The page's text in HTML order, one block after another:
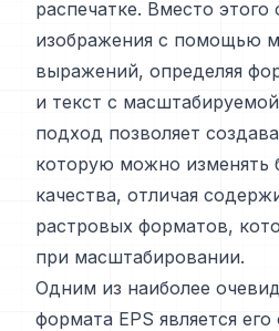
распечатке. Вместо
изображения с помощью
выражений, определяя
и текст с
подход позволяет
которую можно изменять
качества, отличая
растровых форматов,
при масштабировании.
Одним из наиболее
формата EPS является